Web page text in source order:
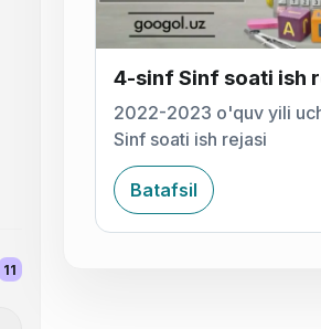
11
4-sinf Sinf soati ish
2022-2023 o'quv yili
Sinf soati ish rejasi
Batafsil